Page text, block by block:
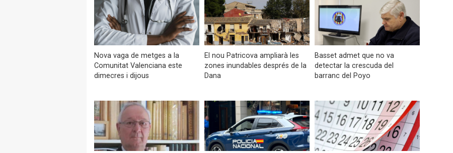
Nova vaga de metges a la
Comunitat Valenciana este
dimecres i dijous
El nou Patricova ampliarà les
zones inundables després de la
Dana
Basset admet que no va
detectar la crescuda del
barranc del Poyo